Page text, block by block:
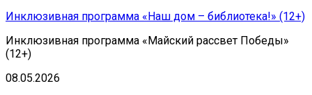
Инклюзивная программа «Наш дом – библиотека!» (12+)
Инклюзивная программа «Майский рассвет Победы»
(12+)
08.05.2026